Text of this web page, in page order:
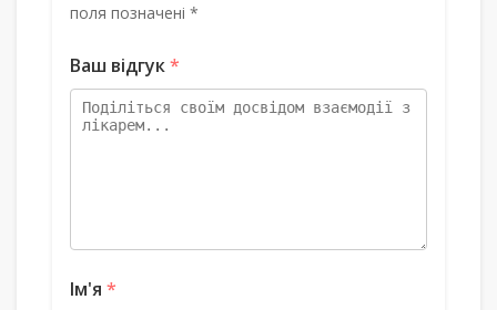
поля позначені *
Ваш відгук*
Ім'я *